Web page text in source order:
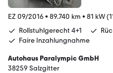
EZ 09/2016• 89.740 km • 81 kW
Rollstuhlgerecht 4+1
Faire Inzahlungnahme
Autohaus Paralympic GmbH
38259 Salzgitter